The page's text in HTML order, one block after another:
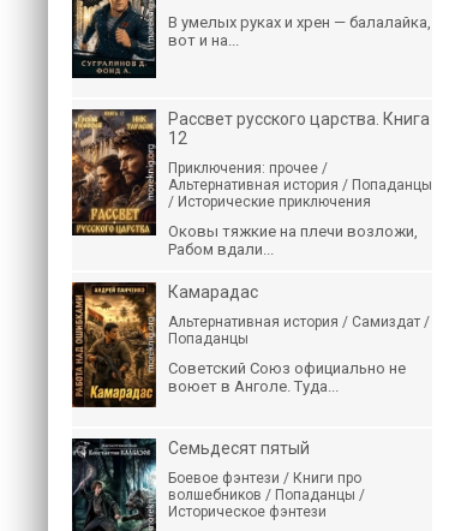
В умелых руках и хрен — балалайка,
вот и на...
Рассвет русского царства. Книга
12
Приключения: прочее /
Альтернативная история / Попаданцы
/ Исторические приключения
Оковы тяжкие на плечи возложи,
Рабом вдали...
Камарадас
Альтернативная история / Самиздат /
Попаданцы
Советский Союз официально не
воюет в Анголе. Туда...
Семьдесят пятый
Боевое фэнтези / Книги про
волшебников / Попаданцы /
Историческое фэнтези